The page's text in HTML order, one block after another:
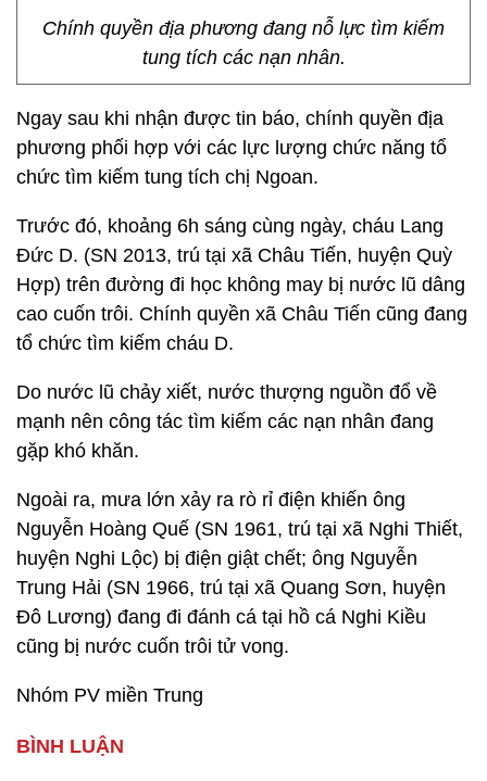
Chính quyền địa phương đang nỗ lực tìm kiếm
tung tích các nạn nhân.
Ngay sau khi nhận được tin báo, chính quyền địa
phương phối hợp với các lực lượng chức năng tổ
chức tìm kiếm tung tích chị Ngoan.
Trước đó, khoảng 6h sáng cùng ngày, cháu Lang
Đức D. (SN 2013, trú tại xã Châu Tiến, huyện Quỳ
Hợp) trên đường đi học không may bị nước lũ dâng
cao cuốn trôi. Chính quyền xã Châu Tiến cũng đang
tổ chức tìm kiếm cháu D.
Do nước lũ chảy xiết, nước thượng nguồn đổ về
mạnh nên công tác tìm kiếm các nạn nhân đang
gặp khó khăn.
Ngoài ra, mưa lớn xảy ra rò rỉ điện khiến ông
Nguyễn Hoàng Quế (SN 1961, trú tại xã Nghi Thiết,
huyện Nghi Lộc) bị điện giật chết; ông Nguyễn
Trung Hải (SN 1966, trú tại xã Quang Sơn, huyện
Đô Lương) đang đi đánh cá tại hồ cá Nghi Kiều
cũng bị nước cuốn trôi tử vong.
Nhóm PV miền Trung